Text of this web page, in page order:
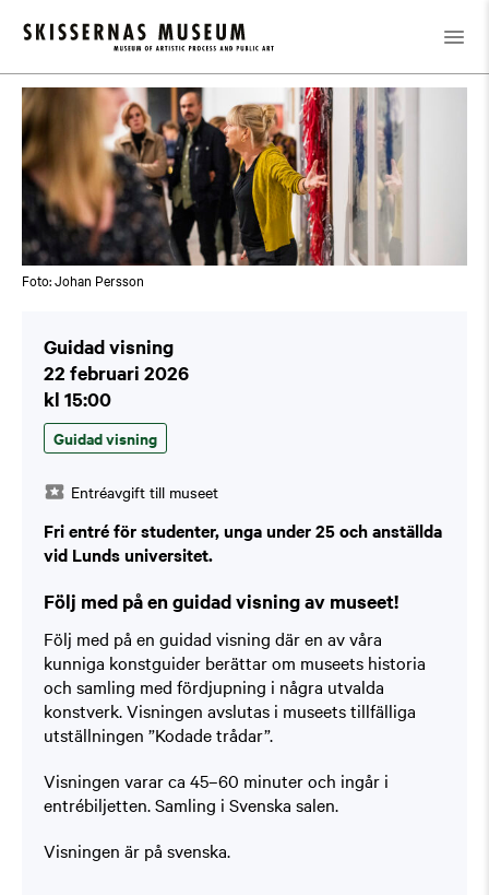
Kalender / Guidad visning
Foto: Johan Persson
Guidad visning
22 februari 2026
kl 15:00
Guidad visning
Entréavgift till museet
Fri entré för studenter, unga under 25 och anställda
vid Lunds universitet.
Följ med på en guidad visning av museet!
Följ med på en guidad visning där en av våra
kunniga konstguider berättar om museets historia
och samling med fördjupning i några utvalda
konstverk. Visningen avslutas i museets tillfälliga
utställningen ”Kodade trådar”.
Visningen varar ca 45–60 minuter och ingår i
entrébiljetten. Samling i Svenska salen.
Visningen är på svenska.